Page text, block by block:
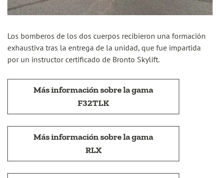
Los bomberos de los dos cuerpos recibieron una formación
exhaustiva tras la entrega de la unidad, que fue impartida
por un instructor certificado de Bronto Skylift.
Más información sobre la gama
F32TLK
Más información sobre la gama
RLX